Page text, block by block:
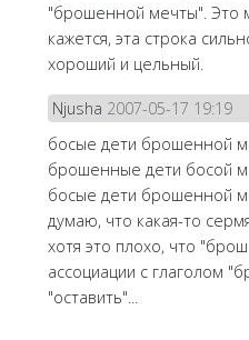
"брошенной мечты". Это
кажется, эта строка
хороший и цельный.
Njusha 2007-05-17 19:19
босые дети брошенной
брошенные дети босой
босые дети брошенной
думаю, что какая-то
хотя это плохо, что
ассоциации с глаголом
"оставить"...